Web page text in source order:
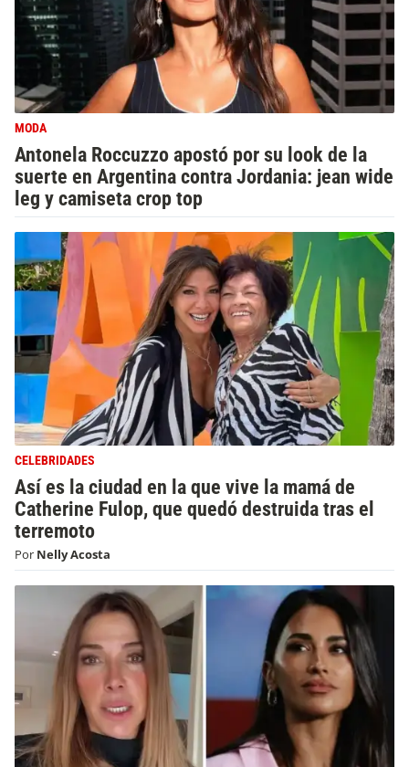
MODA
Antonela Roccuzzo apostó por su look de la
suerte en Argentina contra Jordania: jean wide
leg y camiseta crop top
CELEBRIDADES
Así es la ciudad en la que vive la mamá de
Catherine Fulop, que quedó destruida tras el
terremoto
Por Nelly Acosta